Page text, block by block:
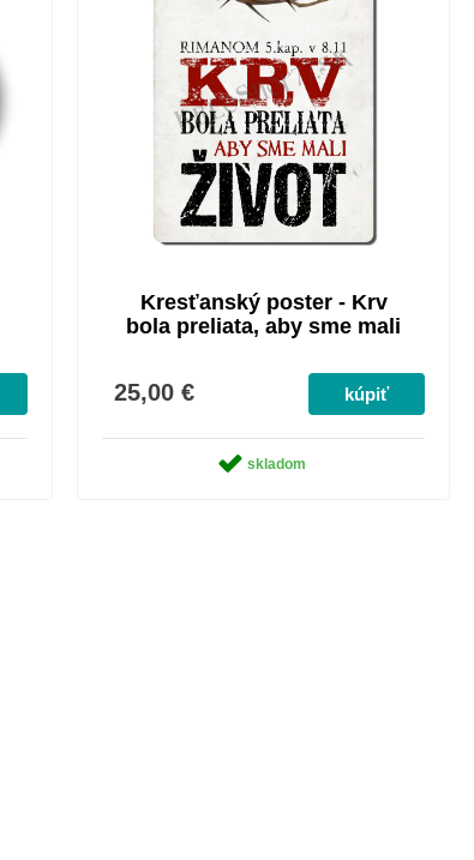
Kresťanský poster - Krv
bola preliata, aby sme mali
25,00 €
skladom